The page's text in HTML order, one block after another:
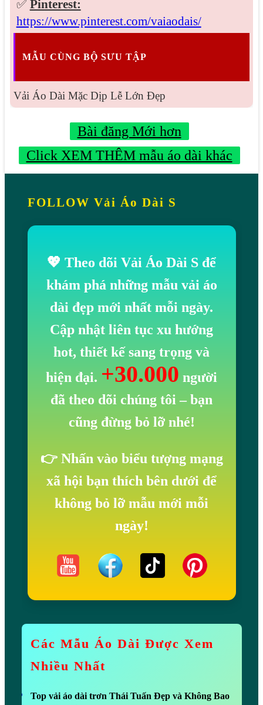
✅ Pinterest:
https://www.pinterest.com/vaiaodais/
MẪU CÙNG BỘ SƯU TẬP
Vải Áo Dài Mặc Dịp Lễ Lớn Đẹp
Bài đăng Mới hơn
Click XEM THÊM mẫu áo dài khác
FOLLOW Vải Áo Dài S
💖 Theo dõi Vải Áo Dài S để
khám phá những mẫu vải áo
dài đẹp mới nhất mỗi ngày.
Cập nhật liên tục xu hướng
hot, thiết kế sang trọng và
hiện đại. +30.000 người
đã theo dõi chúng tôi – bạn
cũng đừng bỏ lỡ nhé!
👉 Nhấn vào biểu tượng mạng
xã hội bạn thích bên dưới để
không bỏ lỡ mẫu mới mỗi
ngày!
Các Mẫu Áo Dài Được Xem
Nhiều Nhất
Top vải áo dài trơn Thái Tuấn Đẹp và Không Bao